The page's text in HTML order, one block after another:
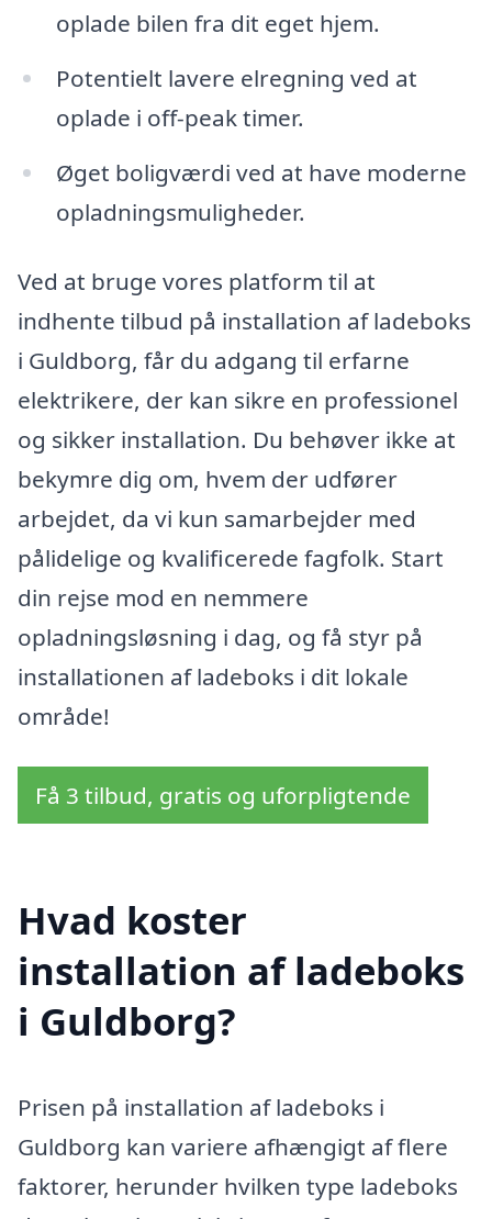
oplade bilen fra dit eget hjem.
Potentielt lavere elregning ved at
oplade i off-peak timer.
Øget boligværdi ved at have moderne
opladningsmuligheder.
Ved at bruge vores platform til at
indhente tilbud på installation af ladeboks
i Guldborg, får du adgang til erfarne
elektrikere, der kan sikre en professionel
og sikker installation. Du behøver ikke at
bekymre dig om, hvem der udfører
arbejdet, da vi kun samarbejder med
pålidelige og kvalificerede fagfolk. Start
din rejse mod en nemmere
opladningsløsning i dag, og få styr på
installationen af ladeboks i dit lokale
område!
Få 3 tilbud, gratis og uforpligtende
Hvad koster
installation af ladeboks
i Guldborg?
Prisen på installation af ladeboks i
Guldborg kan variere afhængigt af flere
faktorer, herunder hvilken type ladeboks